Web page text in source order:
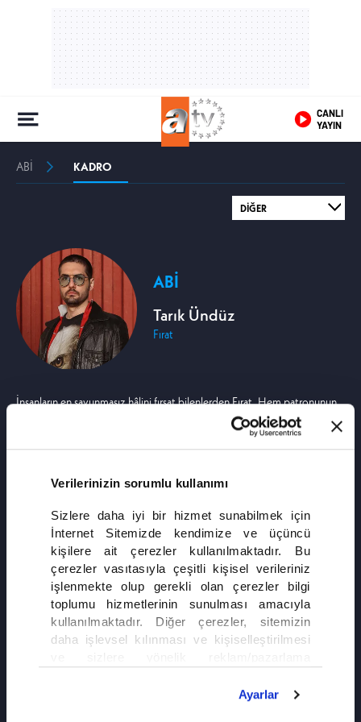
Verilerinizin sorumlu kullanımı
Sizlere daha iyi bir hizmet sunabilmek için
İnternet Sitemizde kendimize ve üçüncü
kişilere ait çerezler kullanılmaktadır. Bu
çerezler vasıtasıyla çeşitli kişisel verileriniz
işlenmekte olup gerekli olan çerezler bilgi
toplumu hizmetlerinin sunulması amacıyla
kullanılmaktadır. Diğer çerezler, sitemizin
daha işlevsel kılınması ve kişiselleştirilmesi
olarak açık rızanız dahilinde kullanılacaktır.
Ayarlar
CANLI
YAYIN
ABİ KADRO
ABİ
Tarık Ündüz
Fırat
İnsanların en savunmasız hâlini fırsat bilenlerden Fırat. Hem patronunun
gölgesine sığınmış, hem o gölgenin altında günden güne daha da kararmış